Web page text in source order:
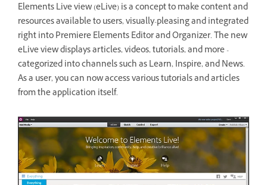
Elements Live view (eLive) is a concept to make content and
resources available to users, visually-pleasing and integrated
right into Premiere Elements Editor and Organizer. The new
eLive view displays articles, videos, tutorials, and more -
categorized into channels such as Learn, Inspire, and News.
As a user, you can now access various tutorials and articles
from the application itself.